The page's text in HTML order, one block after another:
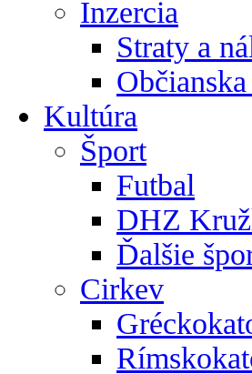
Inzercia
Straty a
Kultúra
Šport
Futbal
DHZ
Ďalšie
Cirkev